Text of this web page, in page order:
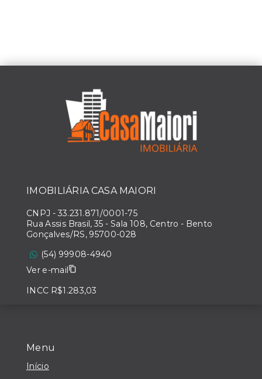
Menu
Início
IMOBILIÁRIA CASA MAIORI
CNPJ - 33.231.871/0001-75
Rua Assis Brasil, 35 - Sala 108, Centro - Bento
Gonçalves/RS, 95700-028
(54) 99908-4940
Ver e-mail
INCC R$1.283,03